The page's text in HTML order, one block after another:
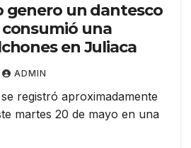
genero un dantesco
una
en Juliaca
ADMIN
registró aproximadamente
martes 20 de mayo en una